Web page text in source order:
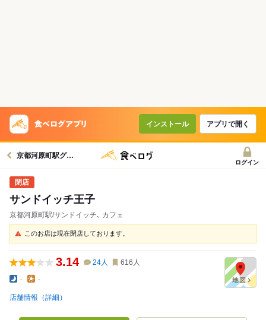
インストール アプリで開く
京都河原町駅グルメへ
ログイン
サンドイッチ王子
京都河原町駅/サンドイッチ､ カフェ
このお店は現在閉店しております。
3.14 24人 616 人
- -
店舗情報（詳細）